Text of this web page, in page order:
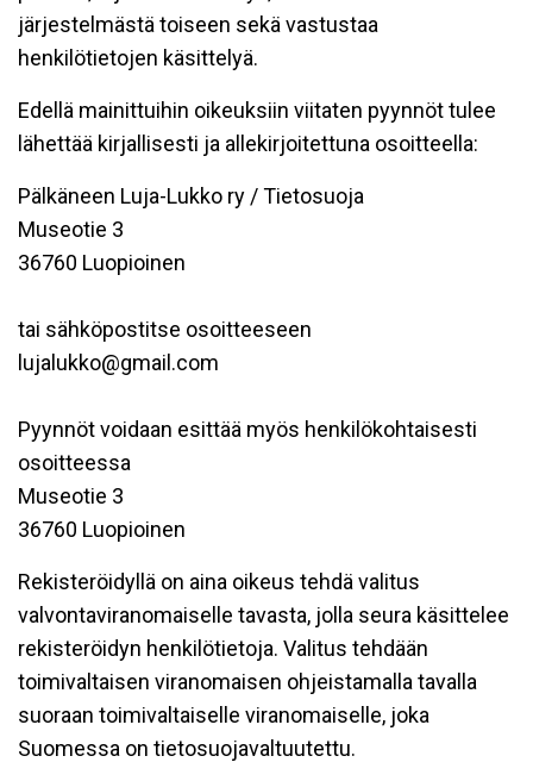
järjestelmästä toiseen sekä vastustaa
henkilötietojen käsittelyä.
Edellä mainittuihin oikeuksiin viitaten pyynnöt tulee
lähettää kirjallisesti ja allekirjoitettuna osoitteella:
Pälkäneen Luja-Lukko ry / Tietosuoja
Museotie 3
36760 Luopioinen
tai sähköpostitse osoitteeseen
lujalukko@gmail.com
Pyynnöt voidaan esittää myös henkilökohtaisesti
osoitteessa
Museotie 3
36760 Luopioinen
Rekisteröidyllä on aina oikeus tehdä valitus
valvontaviranomaiselle tavasta, jolla seura käsittelee
rekisteröidyn henkilötietoja. Valitus tehdään
toimivaltaisen viranomaisen ohjeistamalla tavalla
suoraan toimivaltaiselle viranomaiselle, joka
Suomessa on tietosuojavaltuutettu.